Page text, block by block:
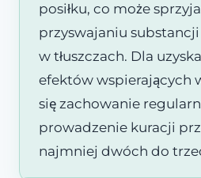
posiłku, co może
przyswajaniu
w tłuszczach. Dla
efektów wspierających
się zachowanie
prowadzenie kuracji
najmniej dwóch do